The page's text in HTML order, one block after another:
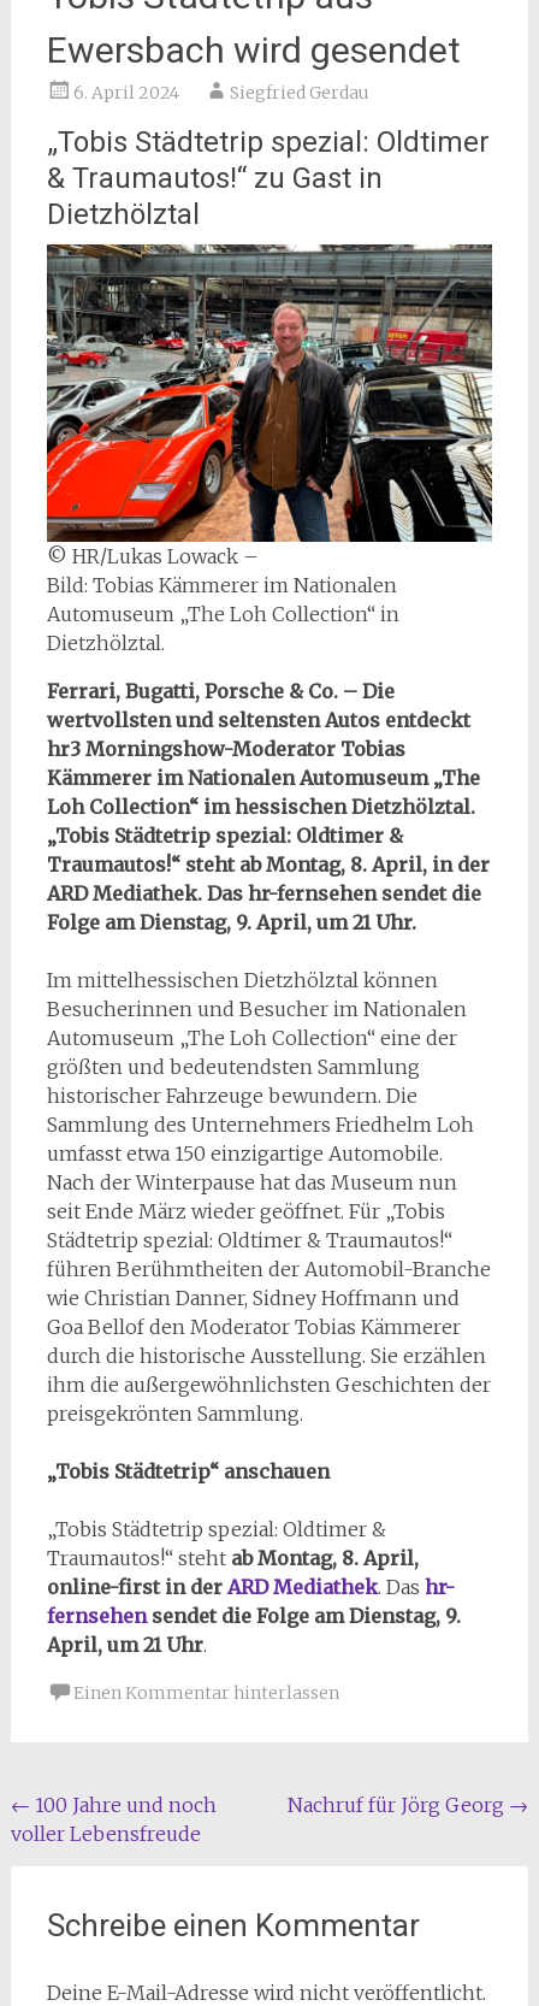
Ewersbach wird gesendet
6. April 2024 Siegfried Gerdau
„Tobis Städtetrip spezial: Oldtimer
& Traumautos!“ zu Gast in
Dietzhölztal
© HR/Lukas Lowack –
Bild: Tobias Kämmerer im Nationalen
Automuseum „The Loh Collection“ in
Dietzhölztal.
Ferrari, Bugatti, Porsche & Co. – Die
wertvollsten und seltensten Autos entdeckt
hr3 Morningshow-Moderator Tobias
Kämmerer im Nationalen Automuseum „The
Loh Collection“ im hessischen Dietzhölztal.
„Tobis Städtetrip spezial: Oldtimer &
Traumautos!“ steht ab Montag, 8. April, in der
ARD Mediathek. Das hr-fernsehen sendet die
Folge am Dienstag, 9. April, um 21 Uhr.
Im mittelhessischen Dietzhölztal können
Besucherinnen und Besucher im Nationalen
Automuseum „The Loh Collection“ eine der
größten und bedeutendsten Sammlung
historischer Fahrzeuge bewundern. Die
Sammlung des Unternehmers Friedhelm Loh
umfasst etwa 150 einzigartige Automobile.
Nach der Winterpause hat das Museum nun
seit Ende März wieder geöffnet. Für „Tobis
Städtetrip spezial: Oldtimer & Traumautos!“
führen Berühmtheiten der Automobil-Branche
wie Christian Danner, Sidney Hoffmann und
Goa Bellof den Moderator Tobias Kämmerer
durch die historische Ausstellung. Sie erzählen
ihm die außergewöhnlichsten Geschichten der
preisgekrönten Sammlung.
„Tobis Städtetrip“ anschauen
„Tobis Städtetrip spezial: Oldtimer &
Traumautos!“ steht ab Montag, 8. April,
online-first in der ARD Mediathek. Das hr-
fernsehensendet die Folge am Dienstag, 9.
April, um 21 Uhr.
Einen Kommentar hinterlassen
Beitragsnavigation
← 100 Jahre und noch
voller Lebensfreude
Nachruf für Jörg Georg →
Schreibe einen Kommentar
Deine E-Mail-Adresse wird nicht veröffentlicht.